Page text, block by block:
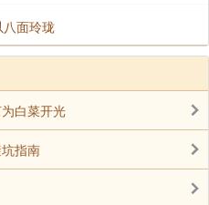
面玲珑
白菜开光
指南